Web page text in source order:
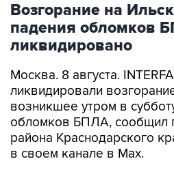
Возгорание на
падения обломков
ликвидировано
Москва. 8 августа.
ликвидировали
возникшее утром в
обломков БПЛА, сообщил
района Краснодарского
в своем канале в Max.